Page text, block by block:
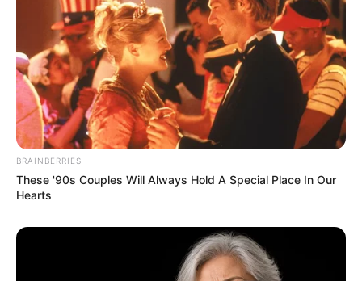
BRAINBERRIES
These '90s Couples Will Always Hold A Special Place In Our
Hearts